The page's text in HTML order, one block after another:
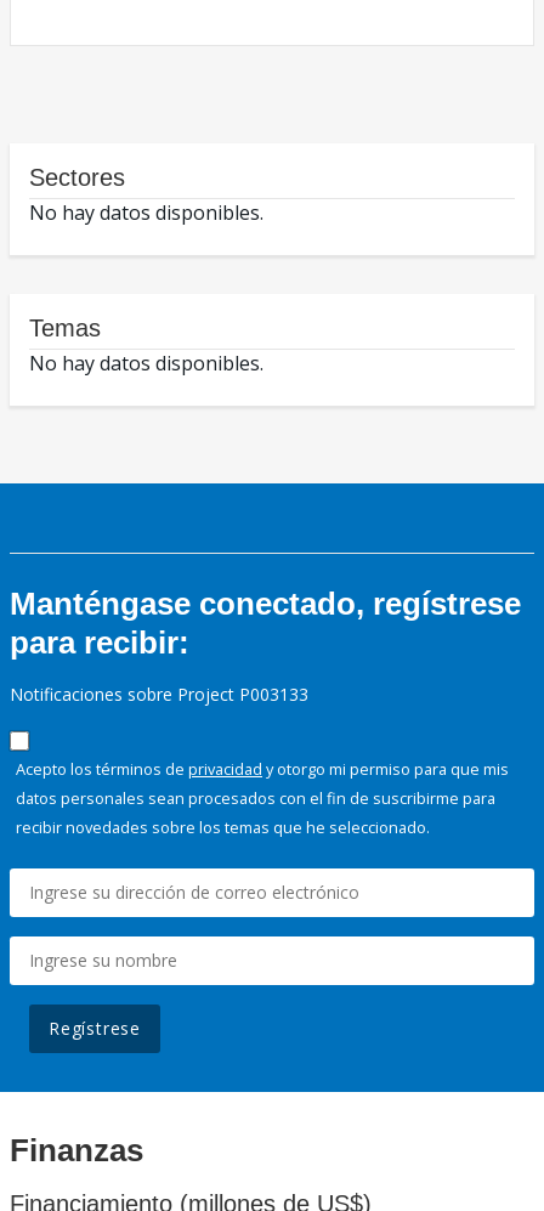
Sectores
No hay datos disponibles.
Temas
No hay datos disponibles.
Manténgase conectado, regístrese
para recibir:
Notificaciones sobre Project P003133
Acepto los términos de privacidad y otorgo mi permiso para que mis
datos personales sean procesados con el fin de suscribirme para
recibir novedades sobre los temas que he seleccionado.
Regístrese
Finanzas
Financiamiento (millones de US$)